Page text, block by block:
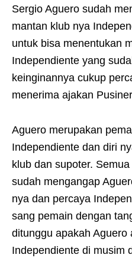
Sergio Aguero sudah
mantan klub nya
untuk bisa menentukan
Independiente yang
keinginannya cukup
menerima ajakan
Aguero merupakan
Independiente dan diri
klub dan supoter.
sudah mengangap
nya dan percaya
sang pemain dengan
ditunggu apakah Aguero
Independiente di musim